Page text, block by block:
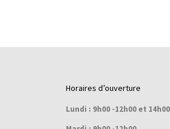
Horaires d’ouverture
Lundi : 9h00 -12h00 et